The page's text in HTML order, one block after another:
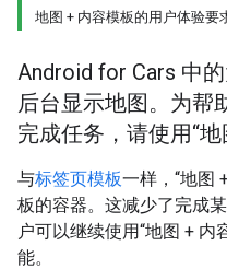
地图 + 内容模板的用户体验要
Android for Cars 中
后台显示地图。为帮
完成任务，请使用“地
与标签页模板一样，“地图
板的容器。这减少了完成
户可以继续使用“地图 +
能。